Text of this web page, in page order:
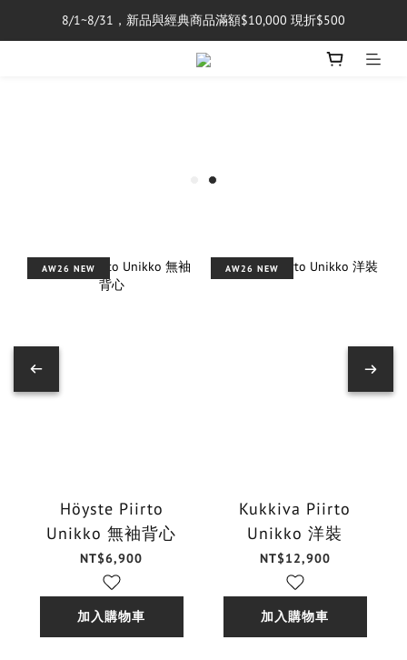
單筆消費滿$5,000享免運費
8/1~8/31，新品與經典商品滿額$10,000 現折$500
單筆消費滿$5,000享免運費
AW26 NEW
Höyste Piirto
Unikko 無袖背心
NT$6,900
加入購物車
AW26 NEW
Kukkiva Piirto
Unikko 洋裝
NT$12,900
加入購物車